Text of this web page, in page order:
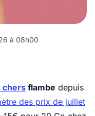
à 08h00
chersflambe depuis
des prix de juillet